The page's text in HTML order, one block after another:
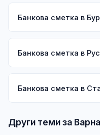
Банкова сметка в
Банкова сметка в
Банкова сметка в
Други теми за Варна